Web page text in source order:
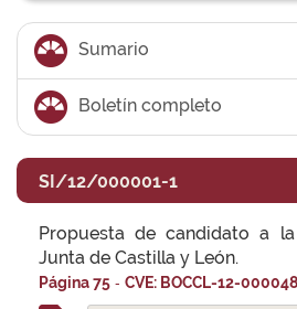
Sumario
Boletín completo
SI/12/000001-1
Propuesta de candidato a
Junta de Castilla y León.
Página 75 - CVE: BOCCL-12-000048